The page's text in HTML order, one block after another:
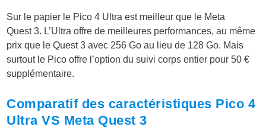
Sur le papier le Pico 4 Ultra est meilleur que le Meta
Quest 3. L’Ultra offre de meilleures performances, au même
prix que le Quest 3 avec 256 Go au lieu de 128 Go. Mais
surtout le Pico offre l’option du suivi corps entier pour 50 €
supplémentaire.
Comparatif des caractéristiques Pico 4
Ultra VS Meta Quest 3